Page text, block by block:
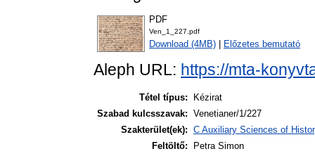
PDF
Ven_1_227.pdf
Download (4MB) Előzetes bemutató
Aleph URL: https://mta-
Tétel típus:
Kézirat
Szabad kulcsszavak: Venetianer/1/227
Szakterület(ek): C Auxiliary Sciences of
Feltöltő:
Petra Simon